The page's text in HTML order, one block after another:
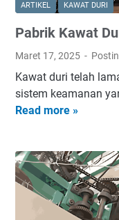
ARTIKEL KAWAT DURI
Pabrik Kawat
Maret 17, 2025
Kawat duri telah
sistem keamanan
Read more »
r
i
k
K